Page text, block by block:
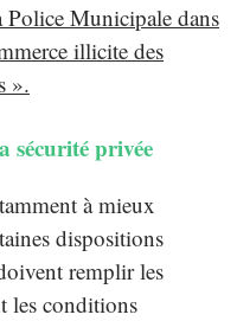
Police Municipale dans
illicite des
».
sécurité privée
à mieux
dispositions
remplir les
les conditions